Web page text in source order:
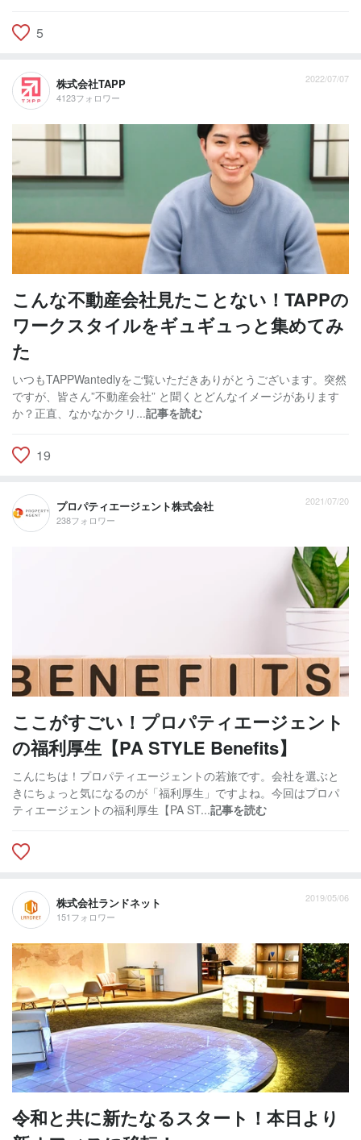
5
株式会社TAPP
4123フォロワー
2022/07/07
こんな不動産会社見たことない！TAPPの
ワークスタイルをギュギュっと集めてみ
た
いつもTAPPWantedlyをご覧いただきありがとうございます。突然
ですが、皆さん”不動産会社” と聞くとどんなイメージがあります
か？正直、なかなかクリ...記事を読む
19
プロパティエージェント株式会社
238フォロワー
2021/07/20
ここがすごい！プロパティエージェント
の福利厚生【PA STYLE Benefits】
こんにちは！プロパティエージェントの若旅です。会社を選ぶと
きにちょっと気になるのが「福利厚生」ですよね。今回はプロパ
ティエージェントの福利厚生【PA ST...記事を読む
株式会社ランドネット
151フォロワー
2019/05/06
令和と共に新たなるスタート！本日より